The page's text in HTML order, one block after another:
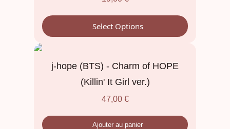
Select Options
j-hope (BTS) - Charm of HOPE
(Killin' It Girl ver.)
47,00 €
Ajouter au panier